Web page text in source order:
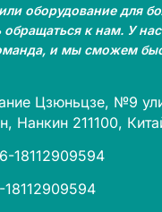
оборудование для
обращаться к нам. У
и мы сможем
Цзюньцзе, №9
Нанкин 211100,
18112909594